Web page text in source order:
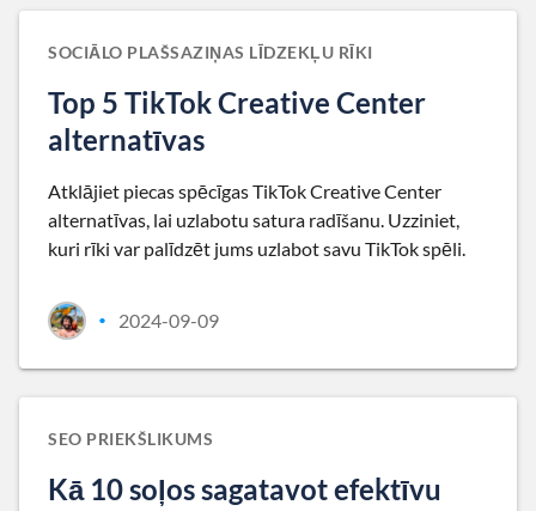
SOCIĀLO PLAŠSAZIŅAS LĪDZEKĻU RĪKI
Top 5 TikTok Creative Center
alternatīvas
Atklājiet piecas spēcīgas TikTok Creative Center
alternatīvas, lai uzlabotu satura radīšanu. Uzziniet,
kuri rīki var palīdzēt jums uzlabot savu TikTok spēli.
• 2024-09-09
SEO PRIEKŠLIKUMS
Kā 10 soļos sagatavot efektīvu